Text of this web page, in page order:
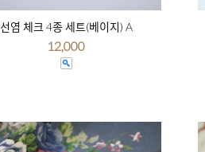
선염 체크 4종 세트(베이지) A
12,000